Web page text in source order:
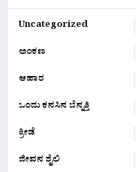
Uncategorized
ಅಂಕಣ
ಆಹಾರ
ಒಂದು ಕನಸಿನ ಬೆನ್ನತ್ತಿ
ಕ್ರೀಡೆ
ಜೀವನ ಶೈಲಿ